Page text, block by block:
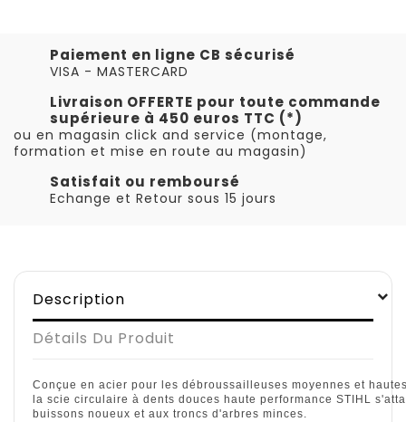
Paiement en ligne CB sécurisé
VISA - MASTERCARD
Livraison OFFERTE pour toute commande
supérieure à 450 euros TTC (*)
ou en magasin click and service (montage,
formation et mise en route au magasin)
Satisfait ou remboursé
Echange et Retour sous 15 jours
Description
Détails Du Produit
Conçue en acier pour les débroussailleuses moyennes et
la scie circulaire à dents douces haute performance STIHL
buissons noueux et aux troncs d'arbres minces.